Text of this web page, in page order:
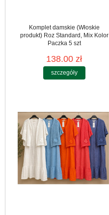
Komplet damskie (Włoskie
produkt) Roz Standard, Mix Kolor
Paczka 5 szt
138.00 zł
szczegóły